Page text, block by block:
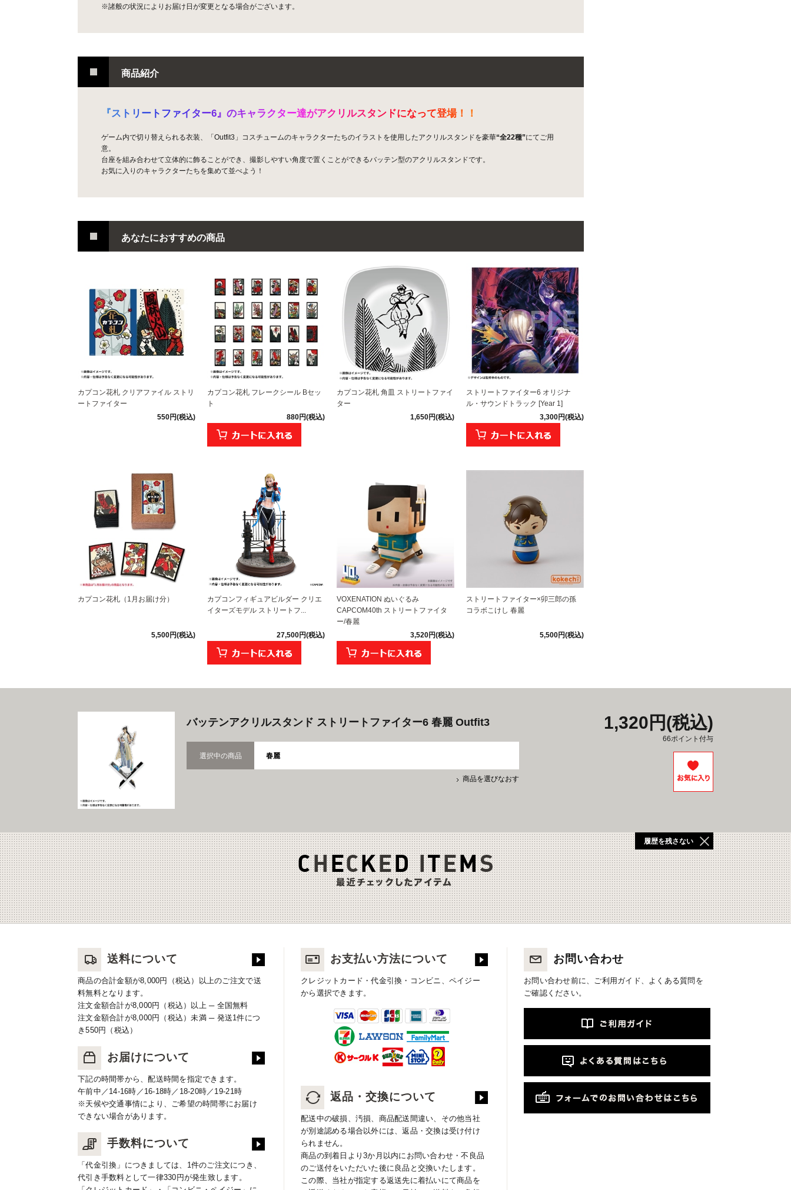
※諸般の状況によりお届け日が変更となる場合がございます。
商品紹介
『ス ト リ ー ト フ ァイター6 』 のキャラクター達がアク リ ルスタ ン ドになって登場！ ！
ゲーム内で切り替えられる衣装、「Outfit3」コスチュームのキャラクターたちのイラストを使用したアクリルスタンドを豪華“全22種”にてご用
意。
台座を組み合わせて立体的に飾ることができ、撮影しやすい角度で置くことができるバッテン型のアクリルスタンドです。
お気に入りのキャラクターたちを集めて並べよう！
あなたにおすすめの商品
カプコン花札 クリアファイル ストリ
ートファイター
550円(税込)
カプコン花札 フレークシール Bセッ
ト
880円(税込)
カプコン花札 角皿 ストリートファイ
ター
1,650円(税込)
ストリートファイター6 オリジナ
ル・サウンドトラック [Year 1]
3,300円(税込)
カプコン花札（1月お届け分）
5,500円(税込)
カプコンフィギュアビルダー クリエ
イターズモデル ストリートフ...
27,500円(税込)
VOXENATION ぬいぐるみ
CAPCOM40th ストリートファイタ
ー/春麗
3,520円(税込)
ストリートファイター×卯三郎の孫
コラボこけし 春麗
5,500円(税込)
バッテンアクリルスタンド ストリートファイター6 春麗 Outfit3
選択中の商品 春麗
商品を選びなおす
1,320円(税込)
66ポイント付与
履歴を残さない
送料について
商品の合計金額が8,000円（税込）以上のご注文で送
料無料となります。
注文金額合計が8,000円（税込）以上 ─ 全国無料
注文金額合計が8,000円（税込）未満 ─ 発送1件につ
き550円（税込）
お届けについて
下記の時間帯から、配送時間を指定できます。
午前中／14-16時／16-18時／18-20時／19-21時
※天候や交通事情により、ご希望の時間帯にお届け
できない場合があります。
手数料について
「代金引換」につきましては、1件のご注文につき、
代引き手数料として一律330円が発生致します。
お支払い方法について
クレジットカード・代金引換・コンビニ、ペイジー
から選択できます。
返品・交換について
配送中の破損、汚損、商品配送間違い、その他当社
が別途認める場合以外には、返品・交換は受け付け
られません。
商品の到着日より3か月以内にお問い合わせ・不良品
のご送付をいただいた後に良品と交換いたします。
この際、当社が指定する返送先に着払いにて商品を
お問い合わせ
お問い合わせ前に、ご利用ガイド、よくある質問を
ご確認ください。